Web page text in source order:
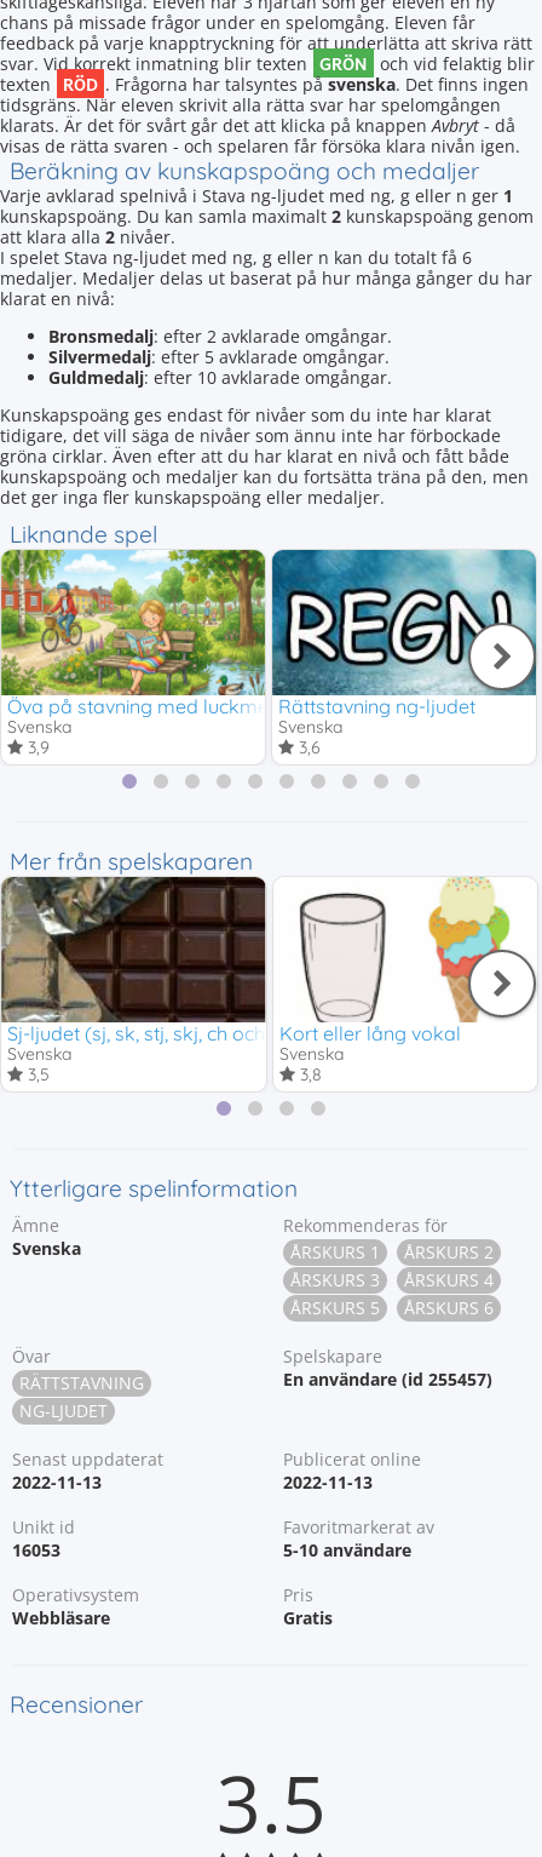
chans på missade frågor under en spelomgång. Eleven får
feedback på varje knapptryckning för att underlätta att skriva rätt
svar. Vid korrekt inmatning blir texten GRÖN och vid felaktig blir
texten
RÖD . Frågorna har talsyntes påsvenska. Det finns ingen
tidsgräns. När eleven skrivit alla rätta svar har spelomgången
klarats. Är det för svårt går det att klicka på knappenAvbryt - då
visas de rätta svaren - och spelaren får försöka klara nivån igen.
Beräkning av kunskapspoäng och medaljer
Varje avklarad spelnivå i Stava ng-ljudet med ng, g eller n ger 1
kunskapspoäng. Du kan samla maximalt 2 kunskapspoäng genom
att klara alla 2 nivåer.
I spelet Stava ng-ljudet med ng, g eller n kan du totalt få 6
medaljer. Medaljer delas ut baserat på hur många gånger du har
klarat en nivå:
Bronsmedalj: efter 2 avklarade omgångar.
Silvermedalj: efter 5 avklarade omgångar.
Guldmedalj: efter 10 avklarade omgångar.
Kunskapspoäng ges endast för nivåer som du inte har klarat
tidigare, det vill säga de nivåer som ännu inte har förbockade
gröna cirklar. Även efter att du har klarat en nivå och fått både
kunskapspoäng och medaljer kan du fortsätta träna på den, men
det ger inga fler kunskapspoäng eller medaljer.
Liknande spel
Öva på stavning med luckmeningar
Svenska
3,9
Rättstavning ng-ljudet
Svenska
3,6
Mer från spelskaparen
Sj-ljudet (sj, sk, stj, skj, ch och sch)
Svenska
3,5
Kort eller lång vokal
Svenska
3,8
Ytterligare spelinformation
Ämne
Svenska
Rekommenderas för
ÅRSKURS 1
ÅRSKURS 2
ÅRSKURS 3
ÅRSKURS 4
ÅRSKURS 5
ÅRSKURS 6
Övar
RÄTTSTAVNING
NG-LJUDET
Spelskapare
En användare (id 255457)
Senast uppdaterat
2022-11-13
Publicerat online
2022-11-13
Unikt id
16053
Favoritmarkerat av
5-10 användare
Operativsystem
Webbläsare
Pris
Gratis
Recensioner
3.5